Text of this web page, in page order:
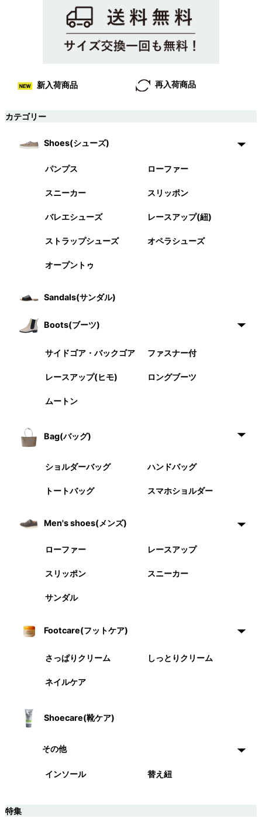
新入荷商品 再入荷商品
カテゴリー
Shoes(シューズ)
パンプス ローファー
スニーカー スリッポン
バレエシューズ レースアップ(紐)
ストラップシューズ オペラシューズ
オープントゥ
Sandals(サンダル)
Boots(ブーツ)
サイドゴア・バックゴア ファスナー付
レースアップ(ヒモ) ロングブーツ
ムートン
Bag(バッグ)
ショルダーバッグ ハンドバッグ
トートバッグ スマホショルダー
Men's shoes(メンズ)
ローファー レースアップ
スリッポン スニーカー
サンダル
Footcare(フットケア)
さっぱりクリーム しっとりクリーム
ネイルケア
Shoecare(靴ケア)
その他
インソール 替え紐
特集